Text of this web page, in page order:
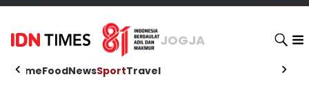
JOGJA
HomeFoodNewsSportTravel